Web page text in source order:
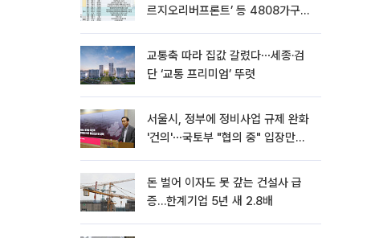
르지오리버프론트’ 등 4808가구
교통축 따라 집값 갈렸다⋯세종·검
단 ‘교통 프리미엄’ 뚜렷
서울시, 정부에 정비사업 규제 완화
'건의'⋯국토부 "협의 중" 입장만
돈 벌어 이자도 못 갚는 건설사 급
증…한계기업 5년 새 2.8배